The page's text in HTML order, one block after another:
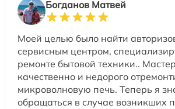
Богданов Матвей
Моей целью было найти
сервисным центром,
ремонте бытовой техники..
качественно и недорого
микроволновую печь. Теперь я
обращаться в случае возникших